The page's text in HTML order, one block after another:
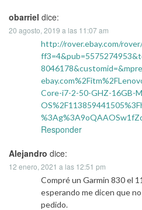
obarriel dice:
20 agosto, 2019 a las 11:07 am
http://rover.ebay.com/
Core-i7-2-50-GHZ-16GB-
Responder
Alejandro dice:
12 enero, 2021 a las 12:51 pm
Compré un Garmin 830 el
esperando me dicen que
pedido.